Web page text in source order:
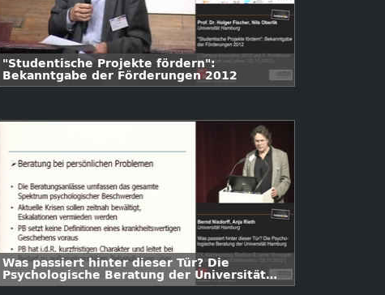
"Studentische Projekte fördern":
Bekanntgabe der Förderungen 2012
Was passiert hinter dieser Tür? Die
Psychologische Beratung der Universität
Hamburg